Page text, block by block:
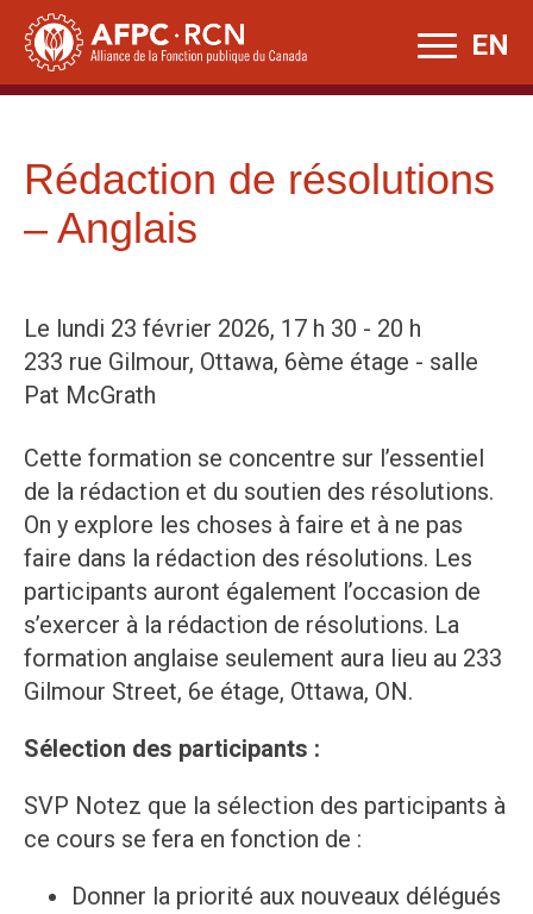
Skip
content
EN
Rédaction de résolutions
– Anglais
Le lundi 23 février 2026, 17 h 30 - 20 h
233 rue Gilmour, Ottawa, 6ème étage - salle
Pat McGrath
Cette formation se concentre sur l’essentiel
de la rédaction et du soutien des résolutions.
On y explore les choses à faire et à ne pas
faire dans la rédaction des résolutions. Les
participants auront également l’occasion de
s’exercer à la rédaction de résolutions. La
formation anglaise seulement aura lieu au 233
Gilmour Street, 6e étage, Ottawa, ON.
Sélection des participants :
SVP Notez que la sélection des participants à
ce cours se fera en fonction de :
Donner la priorité aux nouveaux délégués